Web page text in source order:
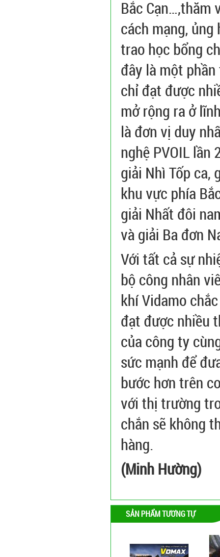
Bắc Cạn…,thăm
cách mạng,
trao học bổng
đây là một
chỉ đạt được
mở rộng ra ở
là đơn vị duy
nghệ PVOIL lần
giải Nhì Tốp ca,
khu vực phía
giải Nhất đôi
và giải Ba đơn
Với tất cả sự
bộ công nhân
khí Vidamo
đạt được nhiều
của công ty
sức mạnh để
bước hơn trên
với thị trường
chắn sẽ không
hàng.
(Minh Hường)
SẢN PHẨM TƯƠNG TỰ